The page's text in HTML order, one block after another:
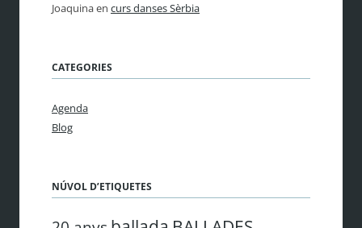
Joaquinaen curs danses Sèrbia
CATEGORIES
Agenda
Blog
NÚVOL D’ETIQUETES